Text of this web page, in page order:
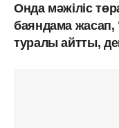
Онда мәжіліс
баяндама жасап,
туралы айтты,